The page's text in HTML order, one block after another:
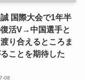
国際大会で1年半
活V→中国選手と
り合えるところま
ことを期待した
08